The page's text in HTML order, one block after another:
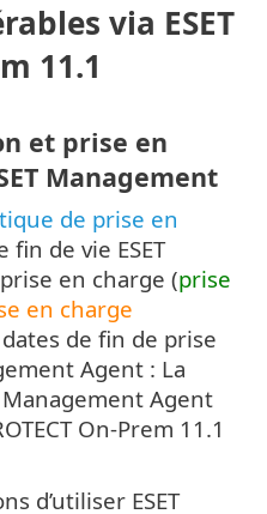
via ESET
11.1
et prise en
Management
de prise en
de vie ESET
en charge (prise
en charge
de fin de prise
Agent : La
Agent
On-Prem 11.1
d’utiliser ESET